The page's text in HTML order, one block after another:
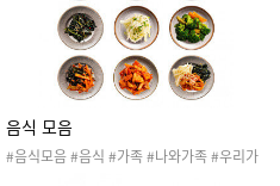
음식 모음
#음식모음 #음식 #가족 #나와가족 #우리가